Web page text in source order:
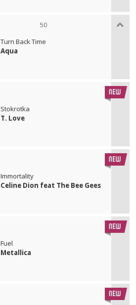
50
Turn Back Time
Aqua
Stokrotka
T. Love
Immortality
Celine Dion feat The Bee Gees
Fuel
Metallica